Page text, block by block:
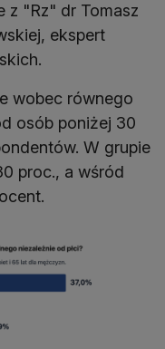
z "Rz" dr Tomasz
ekspert
wobec równego
osób poniżej 30
W grupie
proc., a wśród